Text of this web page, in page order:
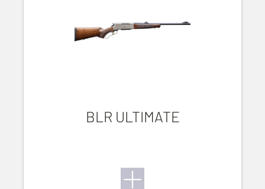
BLR ULTIMATE